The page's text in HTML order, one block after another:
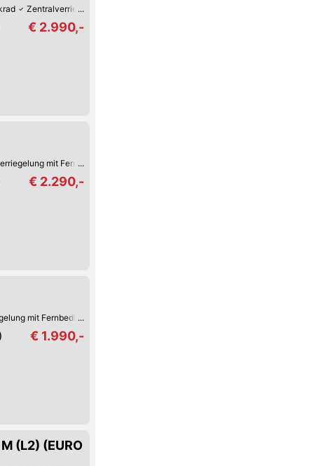
Zentralverriegelung mit Fernbedienung
€ 2.990,-
mit Fernbedienung
€ 2.290,-
mit Fernbedienung
€ 1.990,-
(L2) (EURO